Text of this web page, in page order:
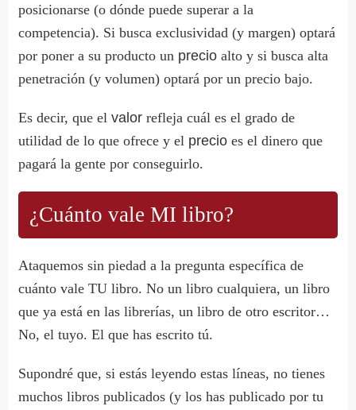
posicionarse (o dónde puede superar a la
competencia). Si busca exclusividad (y margen) optará
por poner a su producto un precio alto y si busca alta
penetración (y volumen) optará por un precio bajo.
Es decir, que elvalor refleja cuál es el grado de
utilidad de lo que ofrece y el precio es el dinero que
pagará la gente por conseguirlo.
¿Cuánto vale MI libro?
Ataquemos sin piedad a la pregunta específica de
cuánto vale TU libro. No un libro cualquiera, un libro
que ya está en las librerías, un libro de otro escritor…
No, el tuyo. El que has escrito tú.
Supondré que, si estás leyendo estas líneas, no tienes
muchos libros publicados (y los has publicado por tu